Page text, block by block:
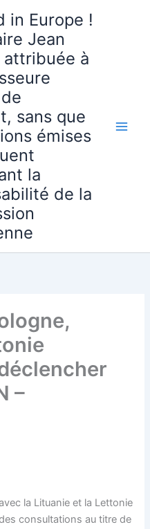
in Europe !
Jean
attribuée à
sans que
émises
la
de la
–
la Lituanie et la Lettonie
consultations au titre de